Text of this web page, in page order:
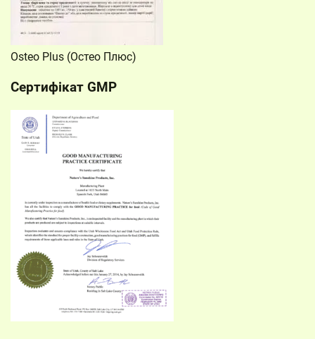
Osteo Plus (Остео Плюс)
Сертифікат GMP